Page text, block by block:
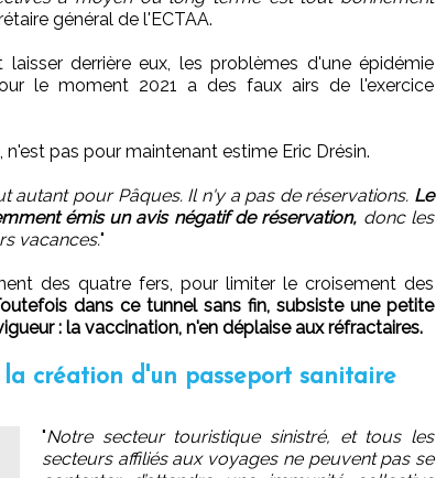
général de l'ECTAA.
derrière eux, les problèmes d'une épidémie
le moment 2021 a des faux airs de l'exercice
pas pour maintenant estime Eric Drésin.
autant pour Pâques. Il n'y a pas de réservations. Le
émis un avis négatif de réservation, donc les
vacances."
des quatre fers, pour limiter le croisement des
dans ce tunnel sans fin, subsiste une petite
: la vaccination, n'en déplaise aux réfractaires.
création d'un passeport sanitaire
"Notre secteur touristique sinistré, et tous les
secteurs affiliés aux voyages ne peuvent pas se